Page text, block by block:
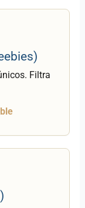
Filtra